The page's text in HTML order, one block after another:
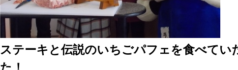
ステーキと伝説のいちごパフェを食べてい